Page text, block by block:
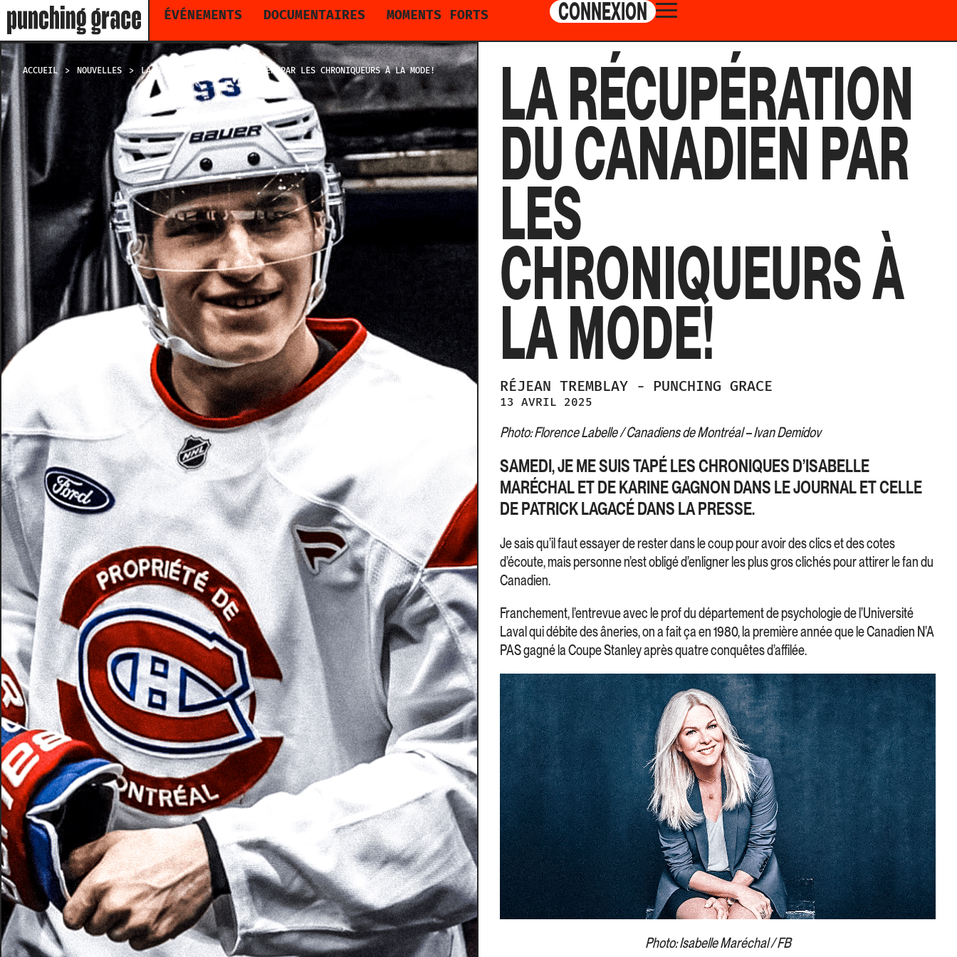
ÉVÉNEMENTS DOCUMENTAIRES MOMENTS FORTS CONNEXION
ACCUEIL NOUVELLES LA RÉCUPÉRATION DU CANADIEN PAR LES CHRONIQUEURS À LA MODE! LA RÉCUPÉRATION
DU CANADIEN PAR
LES
CHRONIQUEURS À
LA MODE!
RÉJEAN TREMBLAY - PUNCHING GRACE
13 AVRIL 2025
Photo: Florence Labelle / Canadiens de Montréal – Ivan Demidov
SAMEDI, JE ME SUIS TAPÉ LES CHRONIQUES D’ISABELLE
MARÉCHAL ET DE KARINE GAGNON DANS LE JOURNAL ET CELLE
DE PATRICK LAGACÉ DANS LA PRESSE.
Je sais qu’il faut essayer de rester dans le coup pour avoir des clics et des cotes
d’écoute, mais personne n’est obligé d’enligner les plus gros clichés pour attirer le fan du
Canadien.
Franchement, l’entrevue avec le prof du département de psychologie de l’Université
Laval qui débite des âneries, on a fait ça en 1980, la première année que le Canadien N’A
PAS gagné la Coupe Stanley après quatre conquêtes d’affilée.
Photo: Isabelle Maréchal / FB